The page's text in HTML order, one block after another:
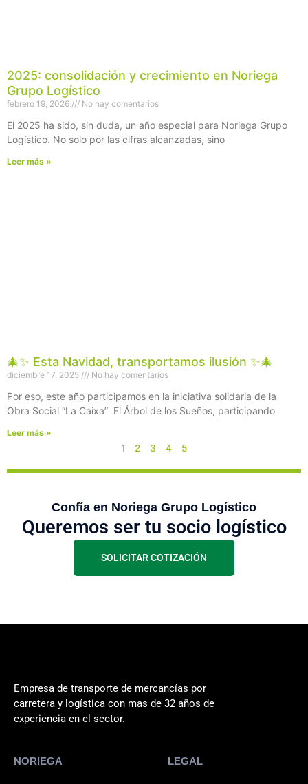
2025: consolidación y crecimiento en Noriega
Grupo Logístico
febrero 19, 2026 No hay comentarios
El 2025 ha sido, sin duda, un año especial para Noriega Grupo
Logístico. No solo por las cifras alcanzadas, sino
Leer más »
🎄✨ Esta Navidad, transportamos ilusión ✨🎄
diciembre 17, 2025 No hay comentarios
Por eso, este año participamos en la iniciativa solidaria de la
Obra Social “La Caixa” El Árbol de los Sueños, participando
Leer más »
1 2 3 4 5
Confía en Noriega Grupo Logístico
Queremos ser tu socio logístico
SOLICITAR COTIZACIÓN
Empresa de transporte de mercancías por
carretera y logística con mas de 32 años de
experiencia en el sector.
NORIEGA LEGAL